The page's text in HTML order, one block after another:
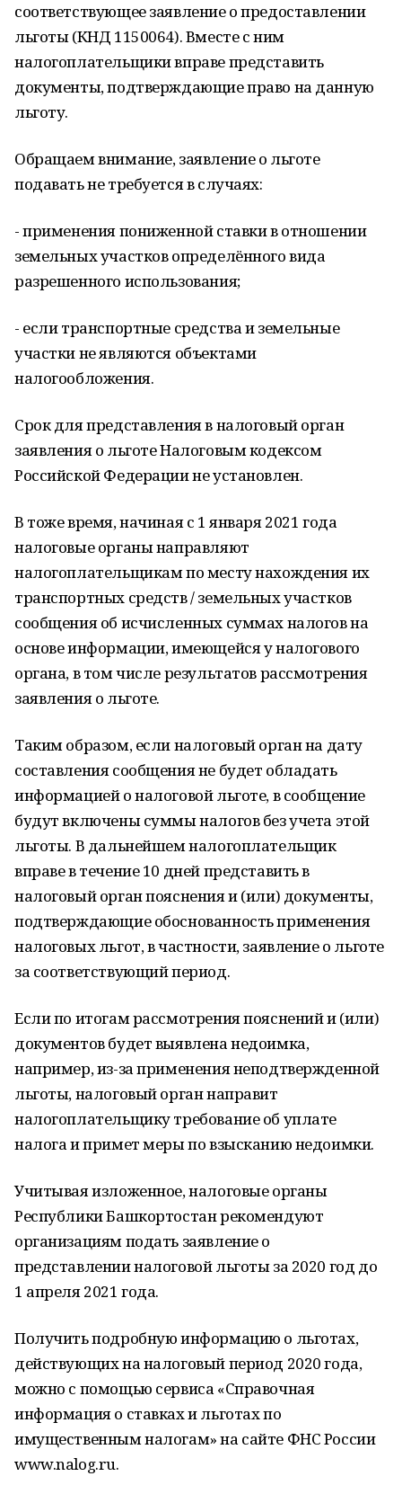
соответствующее заявление о предоставлении
льготы (КНД 1150064). Вместе с ним
налогоплательщики вправе представить
документы, подтверждающие право на данную
льготу.
Обращаем внимание, заявление о льготе
подавать не требуется в случаях:
- применения пониженной ставки в отношении
земельных участков определённого вида
разрешенного использования;
- если транспортные средства и земельные
участки не являются объектами
налогообложения.
Срок для представления в налоговый орган
заявления о льготе Налоговым кодексом
Российской Федерации не установлен.
В тоже время, начиная с 1 января 2021 года
налоговые органы направляют
налогоплательщикам по месту нахождения их
транспортных средств / земельных участков
сообщения об исчисленных суммах налогов на
основе информации, имеющейся у налогового
органа, в том числе результатов рассмотрения
заявления о льготе.
Таким образом, если налоговый орган на дату
составления сообщения не будет обладать
информацией о налоговой льготе, в сообщение
будут включены суммы налогов без учета этой
льготы. В дальнейшем налогоплательщик
вправе в течение 10 дней представить в
налоговый орган пояснения и (или) документы,
подтверждающие обоснованность применения
налоговых льгот, в частности, заявление о льготе
за соответствующий период.
Если по итогам рассмотрения пояснений и (или)
документов будет выявлена недоимка,
например, из-за применения неподтвержденной
льготы, налоговый орган направит
налогоплательщику требование об уплате
налога и примет меры по взысканию недоимки.
Учитывая изложенное, налоговые органы
Республики Башкортостан рекомендуют
организациям подать заявление о
представлении налоговой льготы за 2020 год до
1 апреля 2021 года.
Получить подробную информацию о льготах,
действующих на налоговый период 2020 года,
можно с помощью сервиса «Справочная
информация о ставках и льготах по
имущественным налогам» на сайте ФНС России
www.nalog.ru.